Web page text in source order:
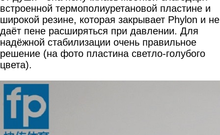
встроенной термополиуретановой пластине и
широкой резине, которая закрывает Phylon и не
даёт пене расширяться при давлении. Для
надёжной стабилизации очень правильное
решение (на фото пластина светло-голубого
цвета).